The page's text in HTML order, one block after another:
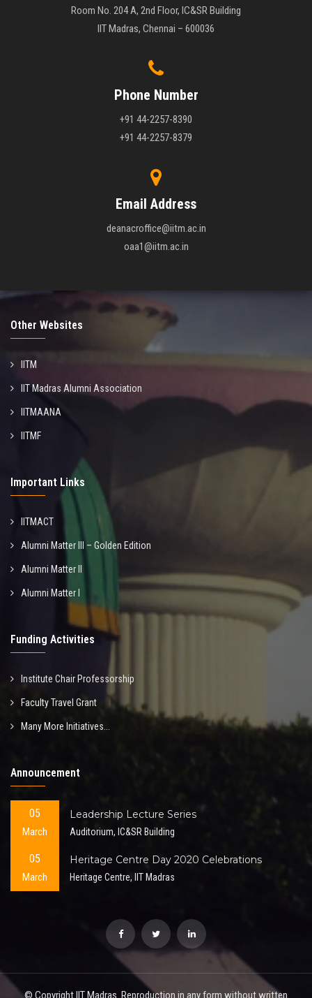
Room No. 204 A, 2nd Floor, IC&SR Building
IIT Madras, Chennai – 600036
Phone Number
+91 44-2257-8390
+91 44-2257-8379
Email Address
deanacroffice@iitm.ac.in
oaa1@iitm.ac.in
Other Websites
IITM
IIT Madras Alumni Association
IITMAANA
IITMF
Important Links
IITMACT
Alumni Matter III – Golden Edition
Alumni Matter II
Alumni Matter I
Funding Activities
Institute Chair Professorship
Faculty Travel Grant
Many More Initiatives...
Announcement
05
March
Leadership Lecture Series
Auditorium, IC&SR Building
05
March
Heritage Centre Day 2020 Celebrations
Heritage Centre, IIT Madras
© Copyright IIT Madras. Reproduction in any form without written